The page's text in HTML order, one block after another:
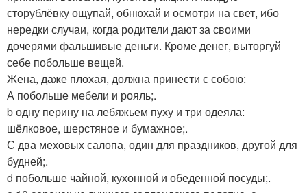
сторублёвку ощупай, обнюхай и осмотри на свет, ибо
нередки случаи, когда родители дают за своими
дочерями фальшивые деньги. Кроме денег, выторгуй
себе побольше вещей.
Жена, даже плохая, должна принести с собою:
А побольше мебели и рояль;.
b одну перину на лебяжьем пуху и три одеяла:
шёлковое, шерстяное и бумажное;.
С два меховых салопа, один для праздников, другой для
будней;.
d побольше чайной, кухонной и обеденной посуды;.